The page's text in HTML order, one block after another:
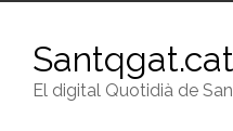
Santqgat.cat
El digital Quotidià de